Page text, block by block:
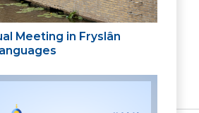
Meeting in Fryslân